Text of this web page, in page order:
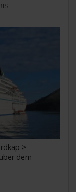
>
dem